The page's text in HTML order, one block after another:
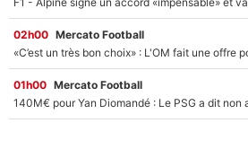
02h00 Mercato Football
01h00 Mercato Football